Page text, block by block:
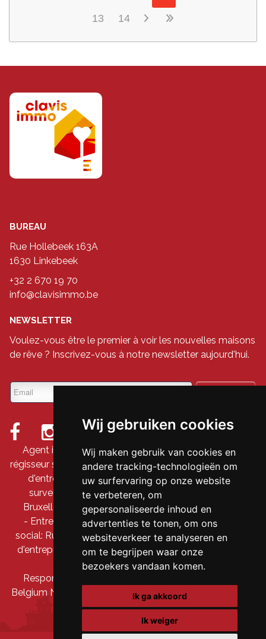
Wij gebruiken cookies
Wij maken gebruik van cookies en
andere tracking-technologieën om
uw surfervaring op onze website
te verbeteren, om
gepersonaliseerde inhoud en
advertenties te tonen, om ons
websiteverkeer te analyseren en
om te begrijpen waar onze
bezoekers vandaan komen.
Ik ga akkoord
Ik weiger
13
14
BUREAU
Rue Hollebeek 163A
1630 Linkebeek
+32 2 670 19 70
info@clavisimmo.be
NEWSLETTER
Voulez-vous être le premier à voir les nouvelles maisons
de rêve ? Inscrivez-vous à notre newsletter aujourd'hui.
Agent immobilier intermédiaire et agent immobilier
régisseur sous le numéro 509 845 en Belgique - Numéro
d'entreprise : TVA BE-0690 711 066 - Organe de
surveillance : IPI, Rue du Luxembourg 16B, 1000
Bruxelles -
Soumis au code de déontologie du BIV
- Entreprise: DDS Prestige srl/Clavis immo - Siège
social: Rue Hollebeek 163A, 1630 Linkebeek - Numéro
d'entreprise: 0690 711 066 - Compte tiers: BE91 7350
5719 0376
Responsabilité professionnelle et garantie via AXA
Belgium NV – police n° 730.390.160 -Privacy statement